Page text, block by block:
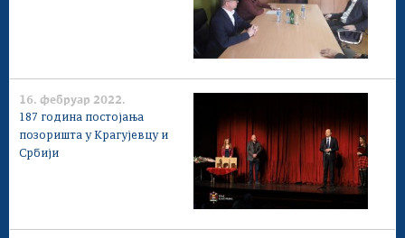
16. фебруар 2022.
187 година постојања
позоришта у Крагујевцу и
Србији